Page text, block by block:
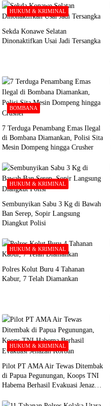
HUKUM & KRIMINAL
Sekda Konawe Selatan
Dinonaktifkan Usai Jadi Tersangka
BOMBANA
7 Terduga Penambang Emas Ilegal
di Bombana Diamankan, Polisi Sita
Mesin Dompeng hingga Crusher
HUKUM & KRIMINAL
Sembunyikan Sabu 3 Kg di Bawah
Ban Serep, Sopir Langsung
Diangkut Polisi
HUKUM & KRIMINAL
Polres Kolut Buru 4 Tahanan
Kabur, 7 Telah Diamankan
HUKUM & KRIMINAL
Pilot PT AMA Air Tewas Ditembak
di Papua Pegunungan, Koops TNI
Habema Berhasil Evakuasi Jenazah